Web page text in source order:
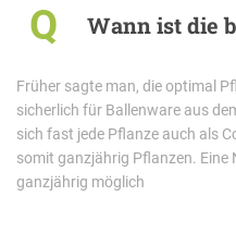
Q Wann ist die
Früher sagte man, die optimal
sicherlich für Ballenware aus
sich fast jede Pflanze auch als
somit ganzjährig Pflanzen.
ganzjährig möglich